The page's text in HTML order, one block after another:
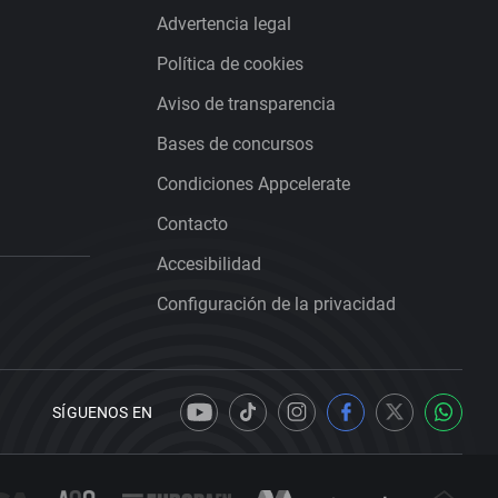
Advertencia legal
Política de cookies
Aviso de transparencia
Bases de concursos
Condiciones Appcelerate
Contacto
Accesibilidad
Configuración de la privacidad
SÍGUENOS EN